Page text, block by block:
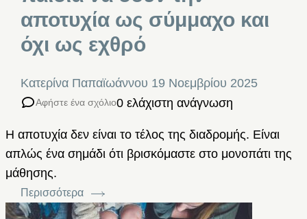
αποτυχία ως σύμμαχο και
όχι ως εχθρό
Κατερίνα Παπαϊωάννου 19 Νοεμβρίου 2025
Αφήστε ένα σχόλιο0 ελάχιστη ανάγνωση
Η αποτυχία δεν είναι το τέλος της διαδρομής. Είναι
απλώς ένα σημάδι ότι βρισκόμαστε στο μονοπάτι της
μάθησης.
Περισσότερα